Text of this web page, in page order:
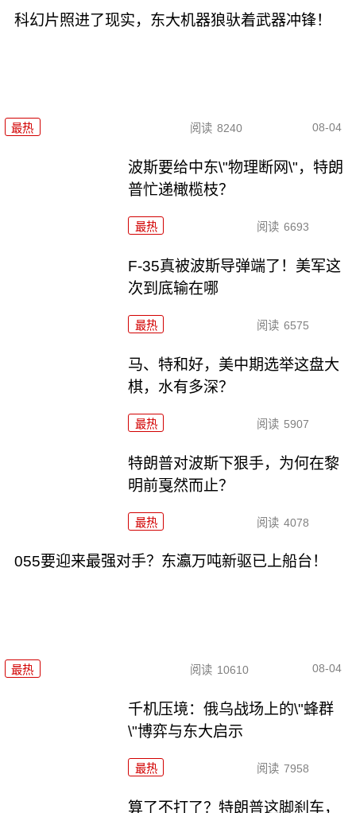
科幻片照进了现实，东大机器狼驮着武器冲锋！
最热 阅读 8240 08-04
波斯要给中东\"物理断网\"，特朗
普忙递橄榄枝？
最热 阅读 6693
F-35真被波斯导弹端了！美军这
次到底输在哪
最热 阅读 6575
马、特和好，美中期选举这盘大
棋，水有多深？
最热 阅读 5907
特朗普对波斯下狠手，为何在黎
明前戛然而止？
最热 阅读 4078
055要迎来最强对手？东瀛万吨新驱已上船台！
最热 阅读 10610 08-04
千机压境：俄乌战场上的\"蜂群
\"博弈与东大启示
最热 阅读 7958
算了不打了？特朗普这脚刹车，